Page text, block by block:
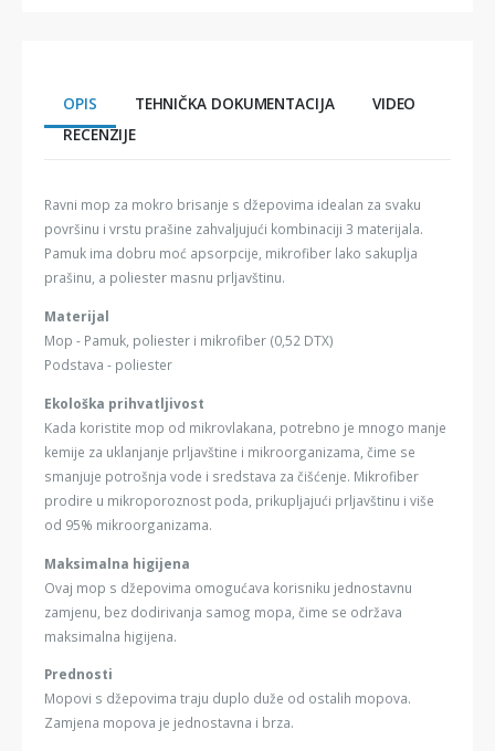
OPIS TEHNIČKA DOKUMENTACIJA
VIDEO
RECENZIJE
Ravni mop za mokro brisanje s džepovima idealan za svaku
površinu i vrstu prašine zahvaljujući kombinaciji 3 materijala.
Pamuk ima dobru moć apsorpcije, mikrofiber lako sakuplja
prašinu, a poliester masnu prljavštinu.
Materijal
Mop - Pamuk, poliester i mikrofiber (0,52 DTX)
Podstava - poliester
Ekološka prihvatljivost
Kada koristite mop od mikrovlakana, potrebno je mnogo manje
kemije za uklanjanje prljavštine i mikroorganizama, čime se
smanjuje potrošnja vode i sredstava za čišćenje. Mikrofiber
prodire u mikroporoznost poda, prikupljajući prljavštinu i više
od 95% mikroorganizama.
Maksimalna higijena
Ovaj mop s džepovima omogućava korisniku jednostavnu
zamjenu, bez dodirivanja samog mopa, čime se održava
maksimalna higijena.
Prednosti
Mopovi s džepovima traju duplo duže od ostalih mopova.
Zamjena mopova je jednostavna i brza.